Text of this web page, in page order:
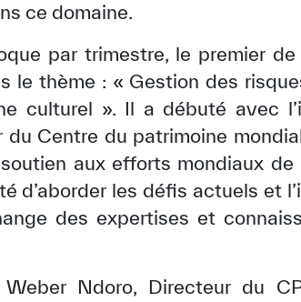
ce domaine.
par trimestre, le premier
le thème : « Gestion des
culturel ». Il a débuté avec
du Centre du patrimoine
soutien aux efforts mondiaux
d’aborder les défis actuels et
des expertises et
Ndoro, Directeur du